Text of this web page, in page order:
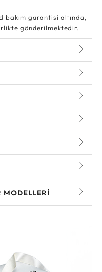
bakım garantisi altında,
gönderilmektedir.
MODELLERI